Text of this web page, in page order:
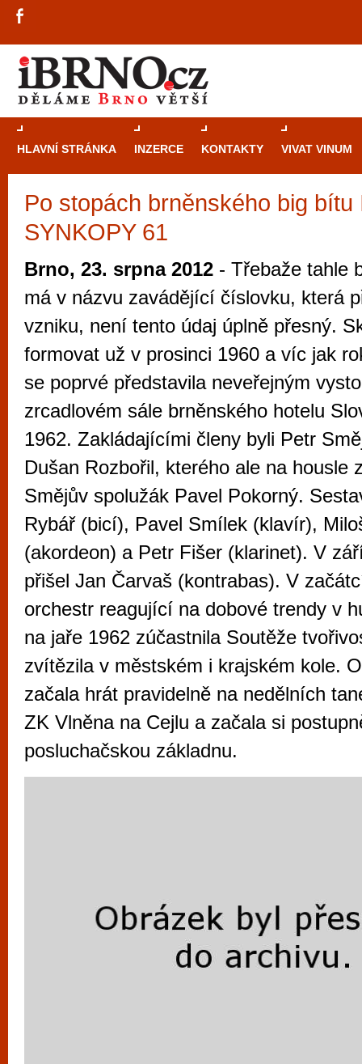
HLAVNÍ STRÁNKA INZERCE KONTAKTY VIVAT VINUM
Po stopách brněnského big bítu
SYNKOPY 61
Brno, 23. srpna 2012 - Třebaže tahle
má v názvu zavádějící číslovku, která
vzniku, není tento údaj úplně přesný.
formovat už v prosinci 1960 a víc jak
se poprvé představila neveřejným
zrcadlovém sále brněnského hotelu
1962. Zakládajícími členy byli Petr
Dušan Rozbořil, kterého ale na housle
Smějův spolužák Pavel Pokorný.
Rybář (bicí), Pavel Smílek (klavír),
(akordeon) a Petr Fišer (klarinet). V
přišel Jan Čarvaš (kontrabas). V
orchestr reagující na dobové trendy v
na jaře 1962 zúčastnila Soutěže
zvítězila v městském i krajském kole.
začala hrát pravidelně na nedělních
ZK Vlněna na Cejlu a začala si
posluchačskou základnu.
Průvodce
Brno je
zajímavé
restaurace,
Mimo jiné je ale také místem, kde si
vyzkoušet různé kasinové hry. V
metropoli naleznete širokou nabídku her
po moderní automaty jak pro pravidelné
příležitostné hráče. V...